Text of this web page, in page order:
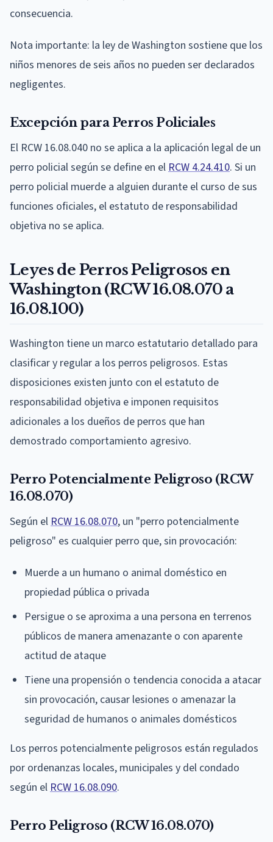
consecuencia.
Nota importante: la ley de Washington sostiene que los
niños menores de seis años no pueden ser declarados
negligentes.
Excepción para Perros Policiales
El RCW 16.08.040 no se aplica a la aplicación legal de un
perro policial según se define en el RCW 4.24.410. Si un
perro policial muerde a alguien durante el curso de sus
funciones oficiales, el estatuto de responsabilidad
objetiva no se aplica.
Leyes de Perros Peligrosos en
Washington (RCW 16.08.070 a
16.08.100)
Washington tiene un marco estatutario detallado para
clasificar y regular a los perros peligrosos. Estas
disposiciones existen junto con el estatuto de
responsabilidad objetiva e imponen requisitos
adicionales a los dueños de perros que han
demostrado comportamiento agresivo.
Perro Potencialmente Peligroso (RCW
16.08.070)
Según el RCW 16.08.070, un "perro potencialmente
peligroso" es cualquier perro que, sin provocación:
Muerde a un humano o animal doméstico en
propiedad pública o privada
Persigue o se aproxima a una persona en terrenos
públicos de manera amenazante o con aparente
actitud de ataque
Tiene una propensión o tendencia conocida a atacar
sin provocación, causar lesiones o amenazar la
seguridad de humanos o animales domésticos
Los perros potencialmente peligrosos están regulados
por ordenanzas locales, municipales y del condado
según el RCW 16.08.090.
Perro Peligroso (RCW 16.08.070)